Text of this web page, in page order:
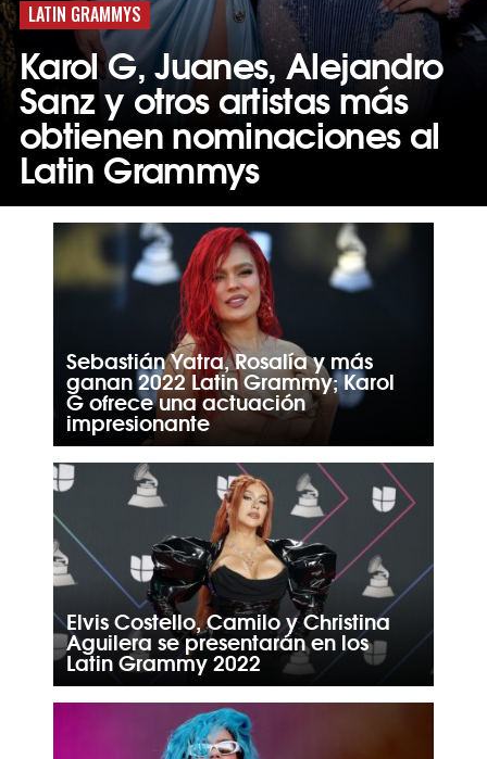
LATIN GRAMMYS
Karol G, Juanes, Alejandro
Sanz y otros artistas más
obtienen nominaciones al
Latin Grammys
Sebastián Yatra, Rosalía y más
ganan 2022 Latin Grammy; Karol
G ofrece una actuación
impresionante
Elvis Costello, Camilo y Christina
Aguilera se presentarán en los
Latin Grammy 2022